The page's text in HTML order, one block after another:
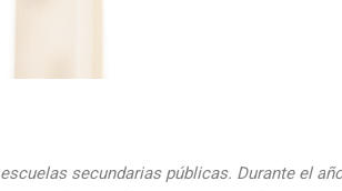
secundarias públicas. Durante el a